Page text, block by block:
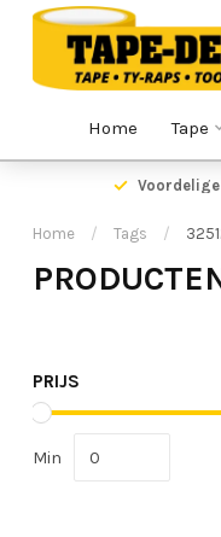
Home Tape
Home / Tags /
PRIJS
Min